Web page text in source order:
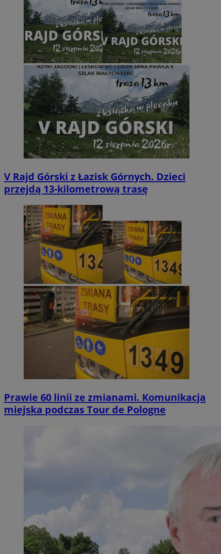
V Rajd Górski z Łazisk Górnych. Dzieci
przejdą 13-kilometrową trasę
Prawie 60 linii ze zmianami. Komunikacja
miejska podczas Tour de Pologne